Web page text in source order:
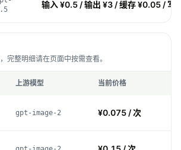
输入 ¥0.5 / 输出 ¥3 / 缓存 ¥0.05 / 写
完整明细请在页面中按需查看。
上游模型 当前价格
gpt-image-2 ¥0.075 / 次